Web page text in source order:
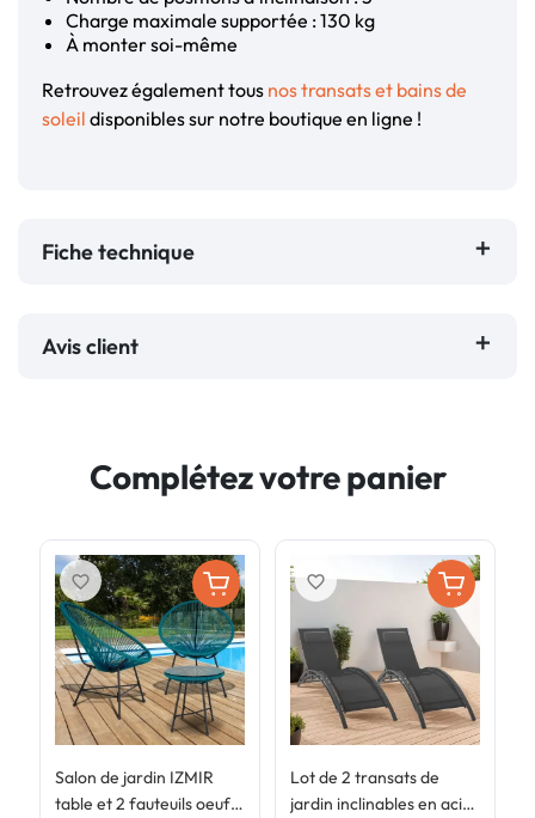
Charge maximale supportée : 130 kg
À monter soi-même
Retrouvez également tous nos transats et bains de
soleil disponibles sur notre boutique en ligne !
Fiche technique
Avis client
Complétez votre panier
Salon de jardin IZMIR
table et 2 fauteuils oeuf
favorite_border
Lot de 2 transats de
jardin inclinables en acier
favorite_border